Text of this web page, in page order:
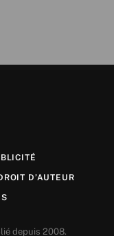
D’AUTEUR
depuis 2008.